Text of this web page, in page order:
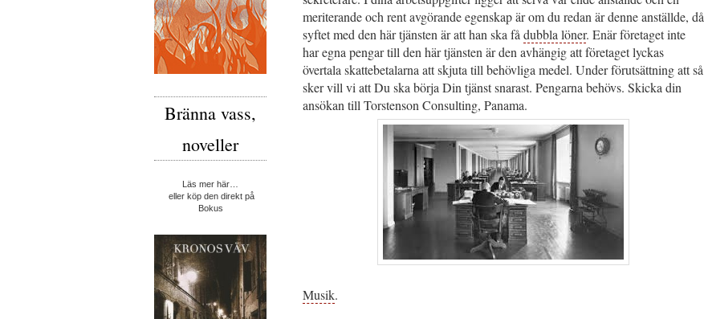
meriterande och rent avgörande egenskap är om du redan är denne anställde, då
syftet med den här tjänsten är att han ska få dubbla löner. Enär företaget inte
har egna pengar till den här tjänsten är den avhängig att företaget lyckas
övertala skattebetalarna att skjuta till behövliga medel. Under förutsättning att så
sker vill vi att Du ska börja Din tjänst snarast. Pengarna behövs. Skicka din
ansökan till Torstenson Consulting, Panama.
Musik.
Bränna vass,
noveller
Läs mer här…
eller köp den direkt på
Bokus